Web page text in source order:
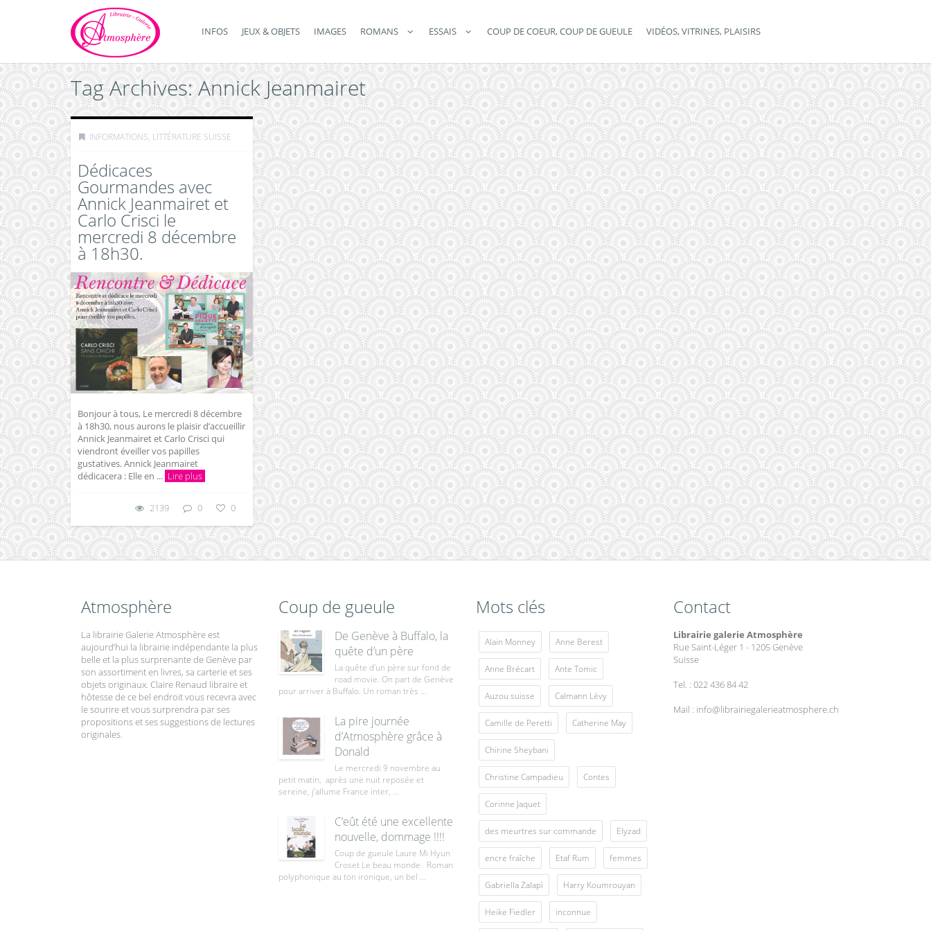
INFOS JEUX & OBJETS IMAGES ROMANS ESSAIS COUP DE COEUR, COUP DE GUEULE VIDÉOS, VITRINES, PLAISIRS
Tag Archives: Annick Jeanmairet
INFORMATIONS, LITTÉRATURE SUISSE
Dédicaces
Gourmandes avec
Annick Jeanmairet et
Carlo Crisci le
mercredi 8 décembre
à 18h30.
Bonjour à tous, Le mercredi 8 décembre
à 18h30, nous aurons le plaisir d’accueillir
Annick Jeanmairet et Carlo Crisci qui
viendront éveiller vos papilles
gustatives. Annick Jeanmairet
dédicacera : Elle en ... Lire plus
2139 0 0
Atmosphère
La librairie Galerie Atmosphère est
aujourd’hui la librairie indépendante la plus
belle et la plus surprenante de Genève par
son assortiment en livres, sa carterie et ses
objets originaux. Claire Renaud libraire et
hôtesse de ce bel endroit vous recevra avec
le sourire et vous surprendra par ses
propositions et ses suggestions de lectures
originales.
Coup de gueule
De Genève à Buffalo, la
quête d’un père
La quête d’un père sur fond de
road movie. On part de Genève
pour arriver à Buffalo. Un roman très ...
La pire journée
d’Atmosphère grâce à
Donald
Le mercredi 9 novembre au
petit matin, après une nuit reposée et
sereine, j’allume France inter, ...
C’eût été une excellente
nouvelle, dommage !!!!
Coup de gueule Laure Mi Hyun
Croset Le beau monde Roman
polyphonique au ton ironique, un bel ...
Mots clés
Alain Monney Anne Berest
Anne Brécart Ante Tomic
Auzou suisse Calmann Lévy
Camille de Peretti Catherine May
Chirine Sheybani
Christine Campadieu Contes
Corinne Jaquet
des meurtres sur commande Elyzad
encre fraîche Etaf Rum femmes
Gabriella Zalapì Harry Koumrouyan
Heike Fiedler inconnue
Contact
Librairie galerie Atmosphère
Rue Saint-Léger 1 - 1205 Genève
Suisse
Tel. : 022 436 84 42
Mail : info@librairiegalerieatmosphere.ch